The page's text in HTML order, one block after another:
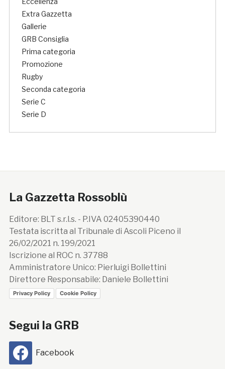
Extra Gazzetta
Gallerie
GRB Consiglia
Prima categoria
Promozione
Rugby
Seconda categoria
Serie C
Serie D
La Gazzetta Rossoblù
Editore: BLT s.r.l.s. - P.IVA 02405390440
Testata iscritta al Tribunale di Ascoli Piceno il
26/02/2021 n. 199/2021
Iscrizione al ROC n. 37788
Amministratore Unico: Pierluigi Bollettini
Direttore Responsabile: Daniele Bollettini
Privacy Policy Cookie Policy
Segui la GRB
Facebook